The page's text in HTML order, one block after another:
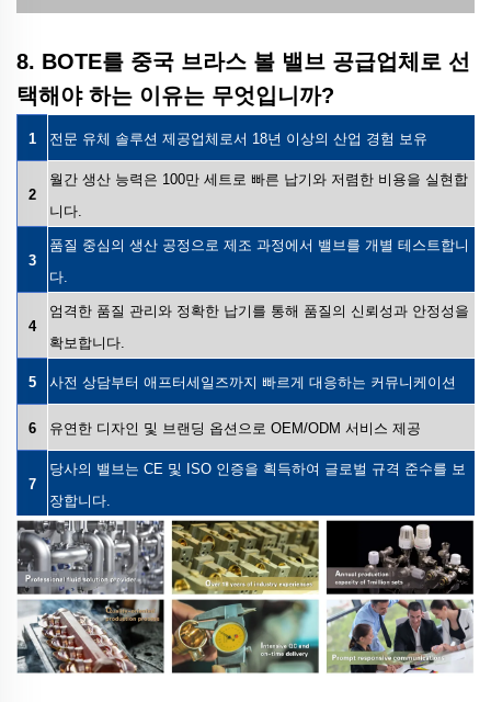
8. BOTE를 중국 브라스 볼 밸브 공급업체로 선
택해야 하는 이유는 무엇입니까?
1 전문 유체 솔루션 제공업체로서 18년 이상의 산업 경험 보유
2
월간 생산 능력은 100만 세트로 빠른 납기와 저렴한 비용을 실현합
니다.
3
품질 중심의 생산 공정으로 제조 과정에서 밸브를 개별 테스트합니
다.
4
엄격한 품질 관리와 정확한 납기를 통해 품질의 신뢰성과 안정성을
확보합니다.
5 사전 상담부터 애프터세일즈까지 빠르게 대응하는 커뮤니케이션
6 유연한 디자인 및 브랜딩 옵션으로 OEM/ODM 서비스 제공
7
당사의 밸브는 CE 및 ISO 인증을 획득하여 글로벌 규격 준수를 보
장합니다.